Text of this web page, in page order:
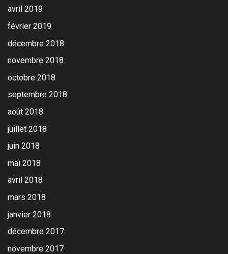
avril 2019
février 2019
décembre 2018
novembre 2018
octobre 2018
septembre 2018
août 2018
juillet 2018
juin 2018
mai 2018
avril 2018
mars 2018
janvier 2018
décembre 2017
novembre 2017